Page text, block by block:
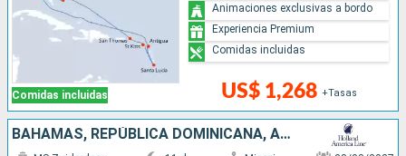
Comidas incluidas US$ 1,268 +Tasas
Animaciones exclusivas a bordo
Experiencia Premium
Comidas incluidas
BAHAMAS, REPÚBLICA DOMINICANA, ARUBA, ESTADOS UNIDOS